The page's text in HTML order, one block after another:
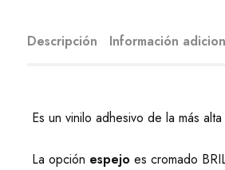
Descripción Información
Es un vinilo adhesivo de la más
La opción espejo es cromado